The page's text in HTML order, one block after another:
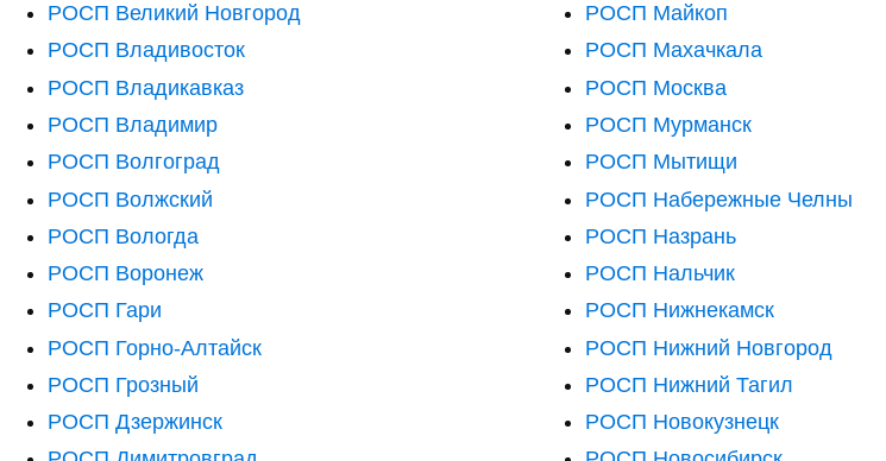
РОСП Великий Новгород
РОСП Владивосток
РОСП Владикавказ
РОСП Владимир
РОСП Волгоград
РОСП Волжский
РОСП Вологда
РОСП Воронеж
РОСП Гари
РОСП Горно-Алтайск
РОСП Грозный
РОСП Дзержинск
РОСП Майкоп
РОСП Махачкала
РОСП Москва
РОСП Мурманск
РОСП Мытищи
РОСП Набережные Челны
РОСП Назрань
РОСП Нальчик
РОСП Нижнекамск
РОСП Нижний Новгород
РОСП Нижний Тагил
РОСП Новокузнецк